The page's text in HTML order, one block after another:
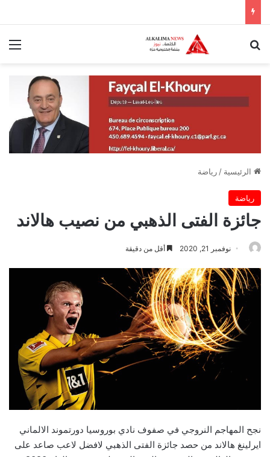
الرئيسية / رياضة
رياضة
جائزة الفتى الذهبي من نصيب هالاند
نوفمبر 21, 2020 أقل من دقيقة
نجح المهاجم النروجي في صفوف نادي بوروسيا دورتموند الالماني
ايرلينغ هالاند من حصد جائزة الفتى الذهبي لافضل لاعب صاعد على